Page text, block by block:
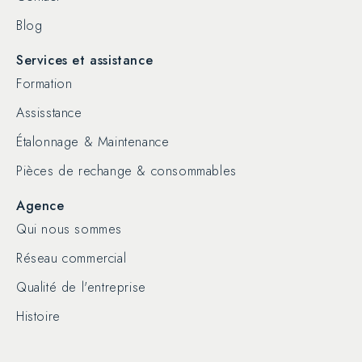
Blog
Services et assistance
Formation
Assisstance
Étalonnage & Maintenance
Pièces de rechange & consommables
Agence
Qui nous sommes
Réseau commercial
Qualité de l'entreprise
Histoire